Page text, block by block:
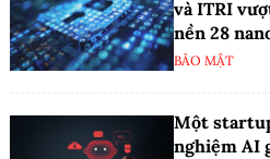
và ITRI
nền 28
BẢO MẬT
Một
nghiệm AI